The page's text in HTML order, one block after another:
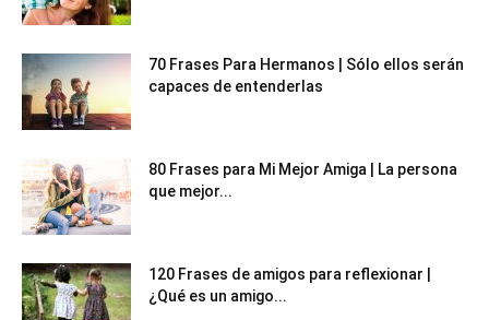
70 Frases Para Hermanos | Sólo ellos serán
capaces de entenderlas
80 Frases para Mi Mejor Amiga | La persona
que mejor...
120 Frases de amigos para reflexionar |
¿Qué es un amigo...